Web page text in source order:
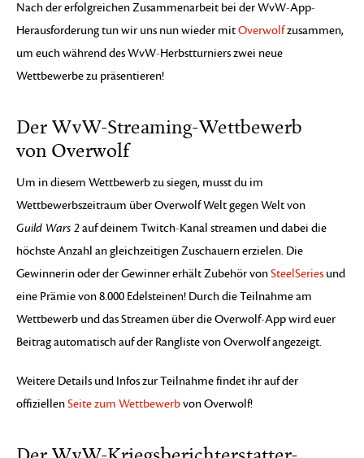
Nach der erfolgreichen Zusammenarbeit bei der WvW-App-
Herausforderung tun wir uns nun wieder mitOverwolfzusammen,
um euch während des WvW-Herbstturniers zwei neue
Wettbewerbe zu präsentieren!
Der WvW-Streaming-Wettbewerb
von Overwolf
Um in diesem Wettbewerb zu siegen, musst du im
Wettbewerbszeitraum über Overwolf Welt gegen Welt von
Guild Wars 2auf deinem Twitch-Kanal streamen und dabei die
höchste Anzahl an gleichzeitigen Zuschauern erzielen. Die
Gewinnerin oder der Gewinner erhält Zubehör vonSteelSeries und
eine Prämie von 8.000 Edelsteinen! Durch die Teilnahme am
Wettbewerb und das Streamen über die Overwolf-App wird euer
Beitrag automatisch auf der Rangliste von Overwolf angezeigt.
Weitere Details und Infos zur Teilnahme findet ihr auf der
offiziellenSeite zum Wettbewerbvon Overwolf!